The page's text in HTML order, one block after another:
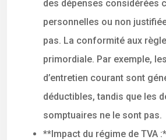
des dépenses considérées
personnelles ou non
pas. La conformité aux
primordiale. Par exemple,
d’entretien courant sont
déductibles, tandis que les
somptuaires ne le sont pas.
**Impact du régime de TVA